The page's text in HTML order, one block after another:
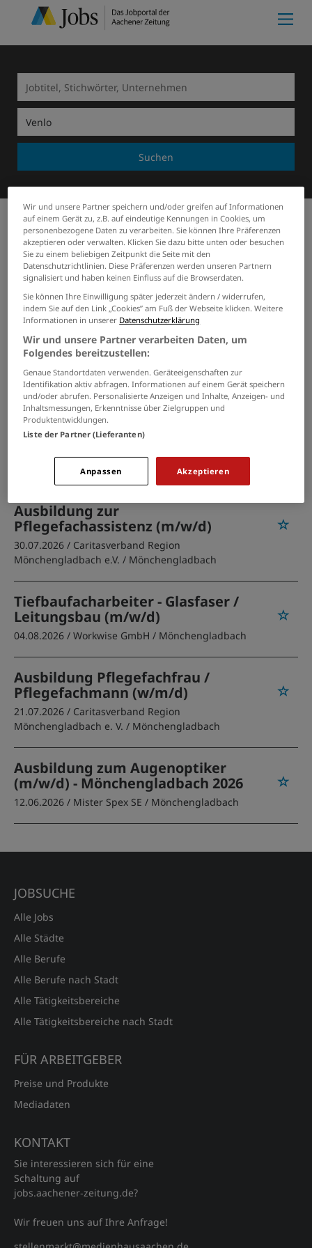
Suchen
Start Venlo Ausbildungsplätze Meine Merkliste
5 Ausbildungsplätze Jobs in
Venlo
PASSENDE JOBS PER E-MAIL
GRENZEN SIE IHRE SUCHE EIN
Auszubildende zur Pflegefachfrau
/ zum Pflegefachmann (m/w/d)
31.07.2026 /Caritasverband Region
Mönchengladbach e.V.
/ Mönchengladbach
Ausbildung zur
Pflegefachassistenz (m/w/d)
30.07.2026 / Caritasverband Region
Mönchengladbach e.V. / Mönchengladbach
Tiefbaufacharbeiter - Glasfaser /
Leitungsbau (m/w/d)
04.08.2026 / Workwise GmbH / Mönchengladbach
Ausbildung Pflegefachfrau /
Pflegefachmann (w/m/d)
21.07.2026 / Caritasverband Region
Mönchengladbach e. V. / Mönchengladbach
Ausbildung zum Augenoptiker
(m/w/d) - Mönchengladbach 2026
12.06.2026 / Mister Spex SE / Mönchengladbach
JOBSUCHE
Alle Jobs
Alle Städte
Alle Berufe
Alle Berufe nach Stadt
Alle Tätigkeitsbereiche
Alle Tätigkeitsbereiche nach Stadt
FÜR ARBEITGEBER
Preise und Produkte
Mediadaten
KONTAKT
Sie interessieren sich für eine
Schaltung auf
jobs.aachener‑zeitung.de?
Wir freuen uns auf Ihre Anfrage!
Wir und unsere Partner speichern und/oder greifen auf Informationen
auf einem Gerät zu, z.B. auf eindeutige Kennungen in Cookies, um
personenbezogene Daten zu verarbeiten. Sie können Ihre Präferenzen
akzeptieren oder verwalten. Klicken Sie dazu bitte unten oder besuchen
Sie zu einem beliebigen Zeitpunkt die Seite mit den
Datenschutzrichtlinien. Diese Präferenzen werden unseren Partnern
signalisiert und haben keinen Einfluss auf die Browserdaten.
Sie können Ihre Einwilligung später jederzeit ändern / widerrufen,
indem Sie auf den Link „Cookies” am Fuß der Webseite klicken. Weitere
Informationen in unserer Datenschutzerklärung
Wir und unsere Partner verarbeiten Daten, um
Folgendes bereitzustellen:
Genaue Standortdaten verwenden. Geräteeigenschaften zur
Identifikation aktiv abfragen. Informationen auf einem Gerät speichern
und/oder abrufen. Personalisierte Anzeigen und Inhalte, Anzeigen- und
Inhaltsmessungen, Erkenntnisse über Zielgruppen und
Produktentwicklungen.
Liste der Partner (Lieferanten)
Akzeptieren
Anpassen